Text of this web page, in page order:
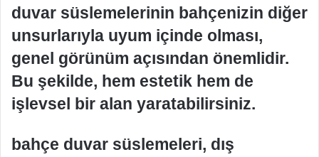
duvar süslemelerinin bahçenizin diğer
unsurlarıyla uyum içinde olması,
genel görünüm açısından önemlidir.
Bu şekilde, hem estetik hem de
işlevsel bir alan yaratabilirsiniz.
bahçe duvar süslemeleri, dış